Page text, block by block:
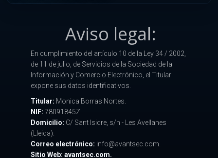
Aviso legal:
En cumplimiento del artículo 10 de la Ley 34 / 2002,
de 11 de julio, de Servicios de la Sociedad de la
Información y Comercio Electrónico, el Titular
expone sus datos identificativos.
Titular: Monica Borras Nortes.
NIF: 78091845Z.
Domicilio: C/ Sant Isidre, s/n - Les Avellanes
(Lleida).
Correo electrónico: info@avantsec.com.
Sitio Web: avantsec.com.